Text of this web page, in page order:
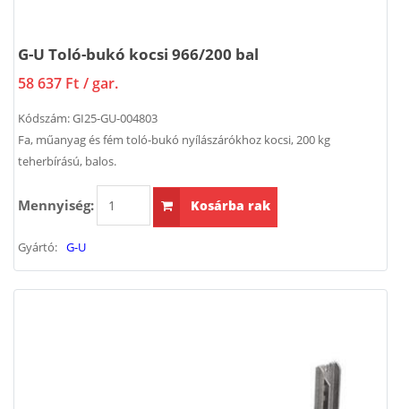
G-U Toló-bukó kocsi 966/200 bal
58 637 Ft / gar.
Kódszám:GI25-GU-004803
Fa, műanyag és fém toló-bukó nyílászárókhoz kocsi, 200 kg
teherbírású, balos.
Mennyiség: Kosárba rak
Gyártó: G-U